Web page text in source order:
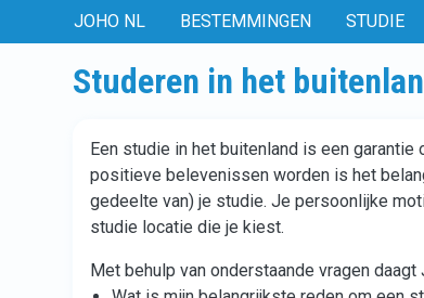
JOHO NL BESTEMMINGEN STUDIE
Studeren in het
Een studie in het buitenland is een
positieve belevenissen worden is het
gedeelte van) je studie. Je persoonlijke
studie locatie die je kiest.
Met behulp van onderstaande vragen